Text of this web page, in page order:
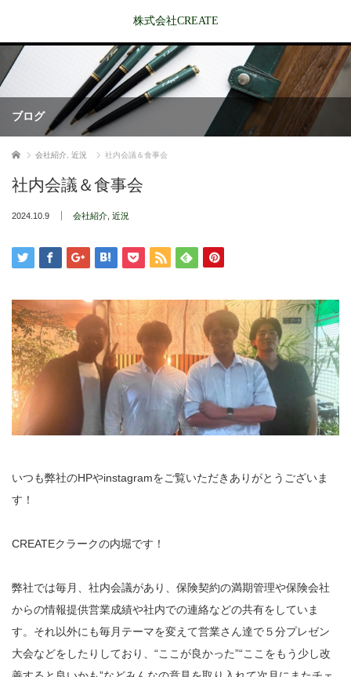
株式会社CREATE
ブログ
ホーム 会社紹介 近況 社内会議＆食事会
社内会議＆食事会
2024.10.9 会社紹介 近況
いつも弊社のHPやinstagramをご覧いただきありがとうございま
す！
CREATEクラークの内堀です！
弊社では毎月、社内会議があり、保険契約の満期管理や保険会社
からの情報提供営業成績や社内での連絡などの共有をしていま
す。それ以外にも毎月テーマを変えて営業さん達で５分プレゼン
大会などをしたりしており、“ここが良かった”“ここをもう少し改